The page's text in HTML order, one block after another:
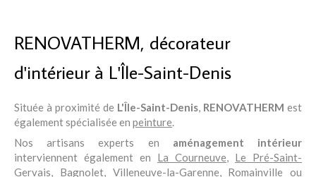
RENOVATHERM, décorateur
d'intérieur à L'Île-Saint-Denis
Située à proximité de L'Île-Saint-Denis, RENOVATHERM est
également spécialisée en peinture.
Nos artisans experts en aménagement intérieur
interviennent également en La Courneuve, Le Pré-Saint-
Gervais, Bagnolet, Villeneuve-la-Garenne, Romainville ou